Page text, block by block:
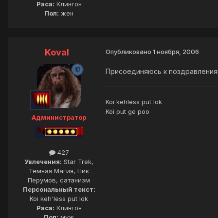
Раса: Клингон
Пол: жен
Koval
Администратор
427
Увлечения: Star Trek,
Темная Магия, Ник
Перумов, сатанизм
Персональный текст:
Koi keh'less put lok
Раса: Клингон
Опубликовано 1 ноября, 2006
Присоединяюсь к
Koi kehless put lok
Koi put ge poo